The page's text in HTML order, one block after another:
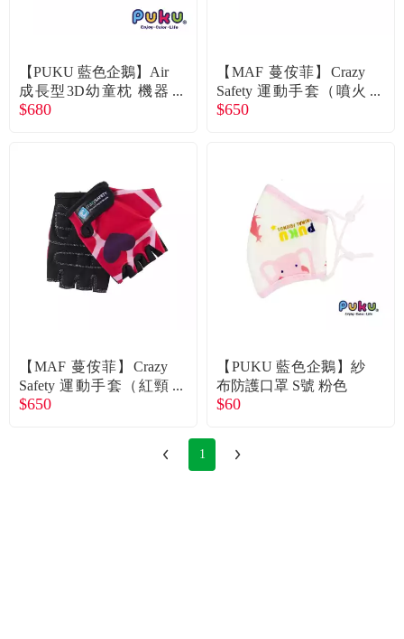
【PUKU 藍色企鵝】Air
成長型3D幼童枕 機器
人
$680
【MAF 蔓侒菲】Crazy
Safety 運動手套（噴火
龍）廠商直送
$650
【MAF 蔓侒菲】Crazy
Safety 運動手套（紅頸
鹿）廠商直送
$650
【PUKU 藍色企鵝】紗
布防護口罩 S號 粉色
$60
1